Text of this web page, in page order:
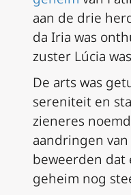
aan de drie
da Iria was
zuster Lúcia
De arts was
sereniteit en
zieneres
aandringen
beweerden dat
geheim nog